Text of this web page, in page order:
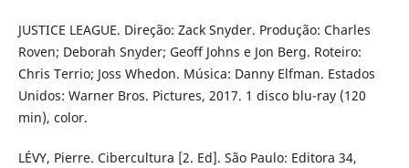
JUSTICE LEAGUE. Direção: Zack Snyder. Produção: Charles
Roven; Deborah Snyder; Geoff Johns e Jon Berg. Roteiro:
Chris Terrio; Joss Whedon. Música: Danny Elfman. Estados
Unidos: Warner Bros. Pictures, 2017. 1 disco blu-ray (120
min), color.
LÉVY, Pierre. Cibercultura [2. Ed]. São Paulo: Editora 34,